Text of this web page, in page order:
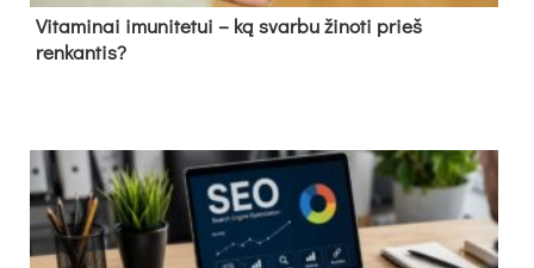
Vitaminai imunitetui – ką svarbu žinoti prieš
renkantis?